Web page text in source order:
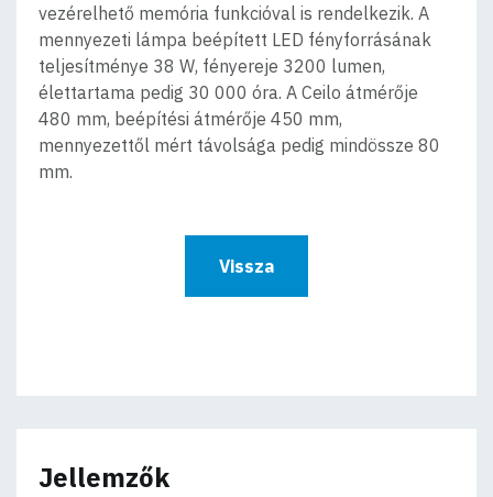
vezérelhető memória funkcióval is rendelkezik. A
mennyezeti lámpa beépített LED fényforrásának
teljesítménye 38 W, fényereje 3200 lumen,
élettartama pedig 30 000 óra. A Ceilo átmérője
480 mm, beépítési átmérője 450 mm,
mennyezettől mért távolsága pedig mindössze 80
mm.
Vissza
Jellemzők